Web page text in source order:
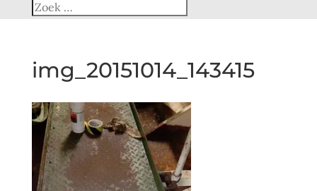
img_20151014_143415